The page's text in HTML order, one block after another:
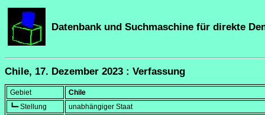
Datenbank und Suchmaschine für direkte
Chile, 17. Dezember 2023 : Verfassung
Gebiet
Chile
┗━ Stellung
unabhängiger Staat